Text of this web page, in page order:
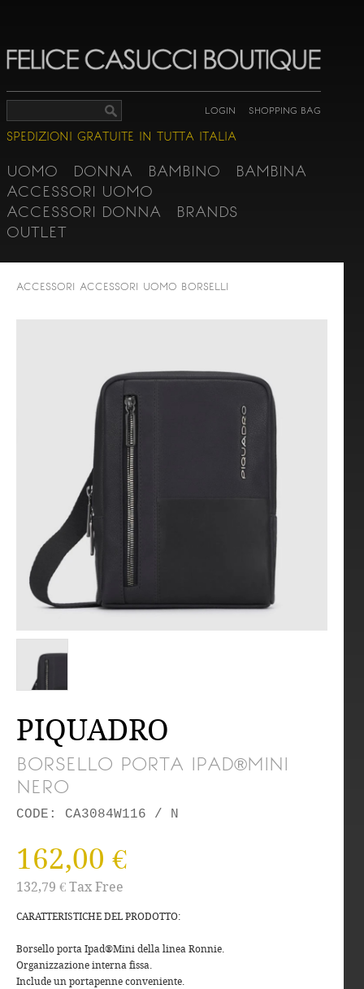
SPEDIZIONI GRATUITE IN TUTTA ITALIA
LOGIN SHOPPING BAG
UOMO DONNA BAMBINO
BAMBINA
ACCESSORI UOMO
ACCESSORI DONNA
BRANDS
OUTLET
ACCESSORI ACCESSORI UOMO BORSELLI
PIQUADRO
BORSELLO PORTA IPAD®MINI
NERO
CODE: CA3084W116 / N
162,00 €
132,79 € Tax Free
CARATTERISTICHE DEL PRODOTTO:
Borsello porta Ipad®Mini della linea Ronnie.
Organizzazione interna fissa.
Include un portapenne conveniente.